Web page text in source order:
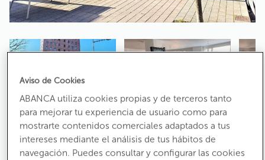
Contactar
Aviso de Cookies
ABANCA utiliza cookies propias y de terceros tanto
para mejorar tu experiencia de usuario como para
mostrarte contenidos comerciales adaptados a tus
intereses mediante el análisis de tus hábitos de
navegación. Puedes consultar y configurar las cookies